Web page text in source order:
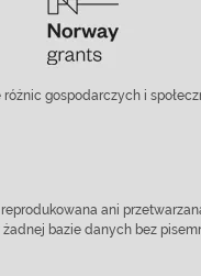
różnic gospodarczych i
ani
bazie danych bez